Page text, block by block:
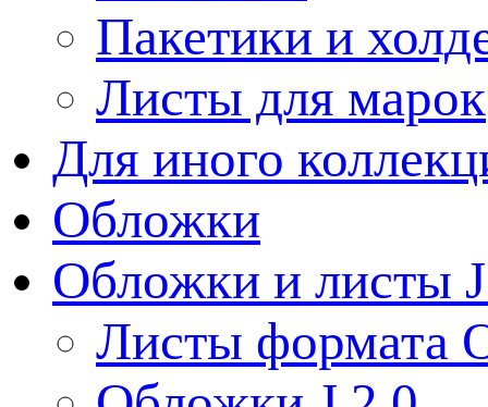
Пакетики и
Листы для марок
Для иного
Обложки
Обложки и листы
Листы формата